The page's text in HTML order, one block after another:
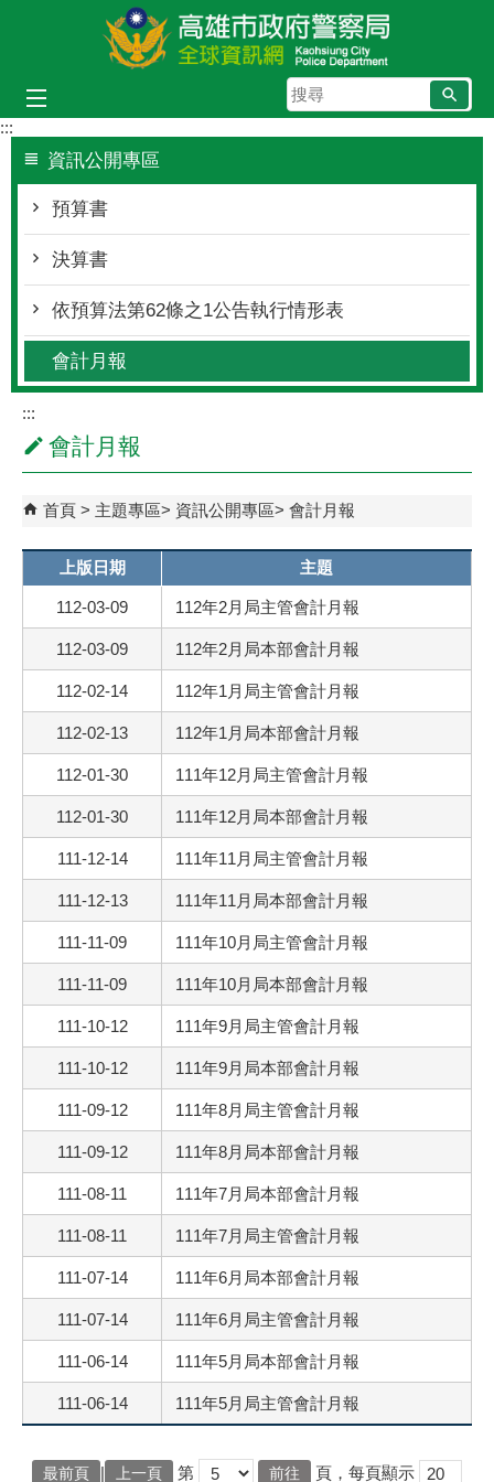
跳到主要內容區塊
搜
尋
:::
資訊公開專區
預算書
決算書
依預算法第62條之1公告執行情形表
會計月報
:::
會計月報
首頁 主題專區 資訊公開專區 會計月報
上版日期 主題
112-03-09 112年2月局主管會計月報
112-03-09 112年2月局本部會計月報
112-02-14 112年1月局主管會計月報
112-02-13 112年1月局本部會計月報
112-01-30 111年12月局主管會計月報
112-01-30 111年12月局本部會計月報
111-12-14 111年11月局主管會計月報
111-12-13 111年11月局本部會計月報
111-11-09 111年10月局主管會計月報
111-11-09 111年10月局本部會計月報
111-10-12 111年9月局主管會計月報
111-10-12 111年9月局本部會計月報
111-09-12 111年8月局主管會計月報
111-09-12 111年8月局本部會計月報
111-08-11 111年7月局本部會計月報
111-08-11 111年7月局主管會計月報
111-07-14 111年6月局本部會計月報
111-07-14 111年6月局主管會計月報
111-06-14 111年5月局本部會計月報
111-06-14 111年5月局主管會計月報
最前頁 | 上一頁 第 頁，每頁顯示